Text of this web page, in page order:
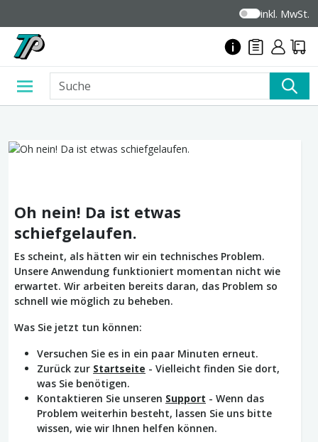
inkl. MwSt.
Oh nein! Da ist etwas
schiefgelaufen.
Es scheint, als hätten wir ein technisches Problem.
Unsere Anwendung funktioniert momentan nicht wie
erwartet. Wir arbeiten bereits daran, das Problem so
schnell wie möglich zu beheben.
Was Sie jetzt tun können:
Versuchen Sie es in ein paar Minuten erneut.
Zurück zur Startseite - Vielleicht finden Sie dort,
was Sie benötigen.
Kontaktieren Sie unseren Support - Wenn das
Problem weiterhin besteht, lassen Sie uns bitte
wissen, wie wir Ihnen helfen können.